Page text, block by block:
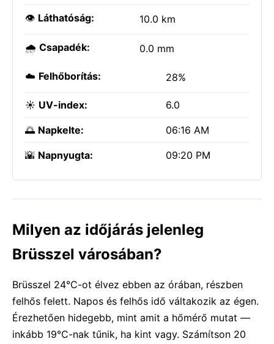
👁️ Láthatóság: 10.0 km
🌧️ Csapadék: 0.0 mm
☁️ Felhőborítás: 28%
☀️ UV-index: 6.0
🌅 Napkelte: 06:16 AM
🌇 Napnyugta: 09:20 PM
Milyen az időjárás jelenleg
Brüsszel városában?
Brüsszel 24°C-ot élvez ebben az órában, részben
felhős felett. Napos és felhős idő váltakozik az égen.
Érezhetően hidegebb, mint amit a hőmérő mutat —
inkább 19°C-nak tűnik, ha kint vagy. Számítson 20